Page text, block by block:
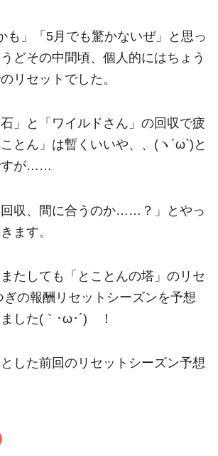
も」「5月でも驚かないぜ」と思っ
どその中間頃、個人的にはちょう
リセットでした。
」と「ワイルドさん」の回収で疲
とん」は暫くいいや、、(ヽ´ω`)と
すが……
収、間に合うのか……？」とやっ
ます。
たしても「とことんの塔」のリセ
ぎの報酬リセットシーズンを予想
した(｀･ω･´)ゞ！
した前回のリセットシーズン予想